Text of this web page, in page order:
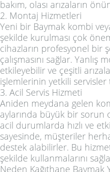
bakım, olası arızaların
2. Montaj Hizmetleri
Yeni bir Baymak kombi
şekilde kurulması çok
cihazların profesyonel bir
çalışmasını sağlar.
etkileyebilir ve çeşitli
işlemlerinin yetkili servisler
3. Acil Servis Hizmeti
Aniden meydana gelen
aylarında büyük bir sorun
acil durumlarda hızlı ve
sayesinde, müşteriler
destek alabilirler. Bu
şekilde kullanmalarını
Neden Kağıthane Baymak